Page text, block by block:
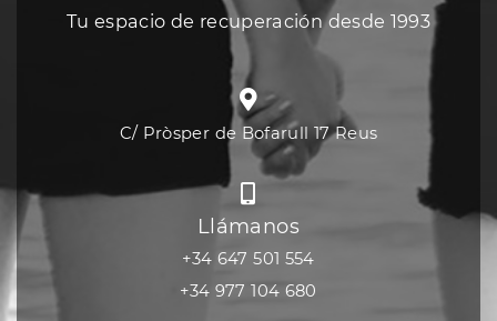
Tu espacio de recuperación desde 1993
C/ Pròsper de Bofarull 17 Reus
Llámanos
+34 647 501 554
+34 977 104 680